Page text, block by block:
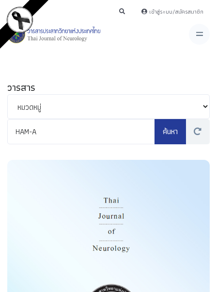
เข้าสู่ระบบ/สมัครสมาชิก
วารสาร